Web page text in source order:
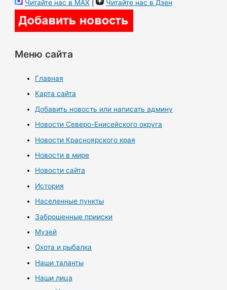
Читайте нас в MAX | Читайте нас в Дзен
Меню сайта
Главная
Карта сайта
Добавить новость или написать админу
Новости Северо-Енисейского округа
Новости Красноярского края
Новости в мире
Новости сайта
История
Населенные пункты
Заброшенные прииски
Музей
Охота и рыбалка
Наши таланты
Наши лица